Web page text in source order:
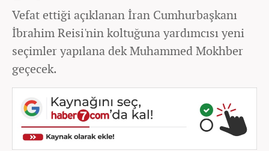
Vefat ettiği açıklanan İran Cumhurbaşkanı
İbrahim Reisi'nin koltuğuna yardımcısı yeni
seçimler yapılana dek Muhammed Mokhber
geçecek.